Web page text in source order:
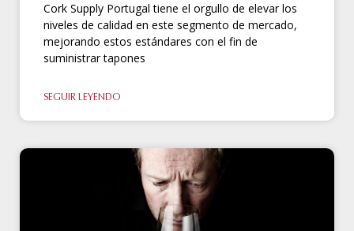
Cork Supply Portugal tiene el orgullo de elevar los
niveles de calidad en este segmento de mercado,
mejorando estos estándares con el fin de
suministrar tapones
SEGUIR LEYENDO